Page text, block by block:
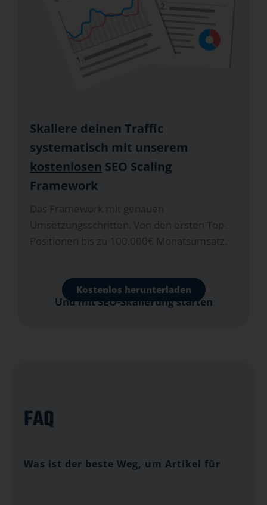
Skaliere deinen Traffic
systematisch mit unserem
kostenlosen SEO Scaling
Framework
Das Framework mit genauen
Umsetzungsschritten. Von den ersten Top-
Positionen bis zu 100.000€ Monatsumsatz.
Kostenlos herunterladen
Und mit SEO-Skalierung starten
FAQ
Was ist der beste Weg, um Artikel für